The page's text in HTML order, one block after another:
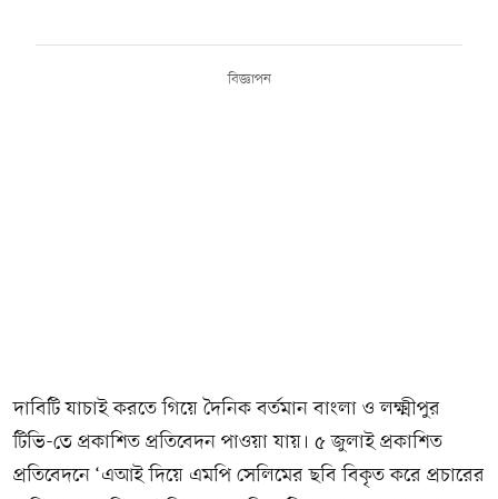
বিজ্ঞাপন
দাবিটি যাচাই করতে গিয়ে দৈনিক বর্তমান বাংলা ও লক্ষ্মীপুর
টিভি-তে প্রকাশিত প্রতিবেদন পাওয়া যায়। ৫ জুলাই প্রকাশিত
প্রতিবেদনে ‘এআই দিয়ে এমপি সেলিমের ছবি বিকৃত করে প্রচারের